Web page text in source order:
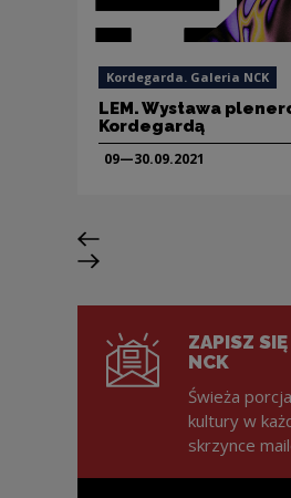
Kordegarda. Galeria NCK
LEM. Wystawa
Kordegardą
09—30.09.2021
Poprzedni slajd
Następny slajd
ZAPISZ
NCK
Świeża
kultury w
skrzynce